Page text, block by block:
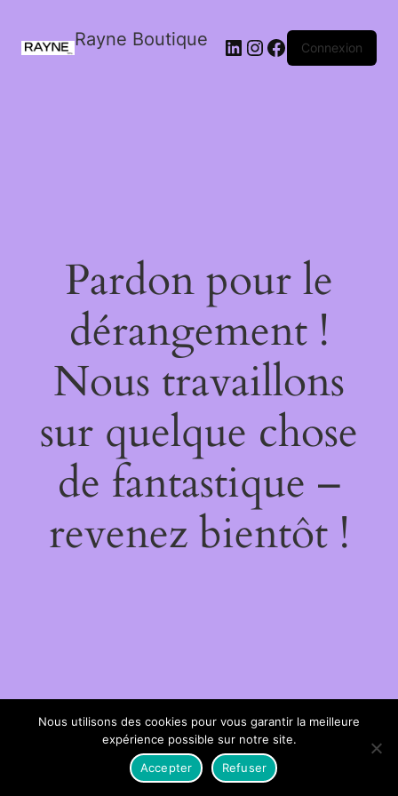
Rayne Boutique Connexion
Pardon pour le
dérangement !
Nous travaillons
sur quelque chose
de fantastique –
revenez bientôt !
Nous utilisons des cookies pour vous garantir la meilleure
expérience possible sur notre site.
Accepter
Refuser